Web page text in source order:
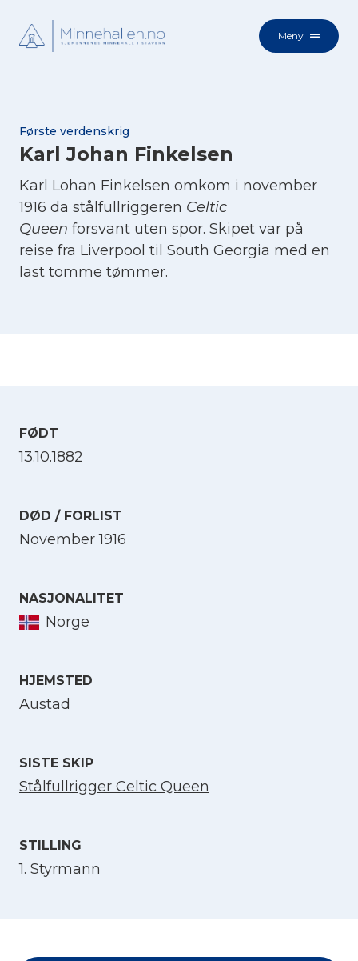
Meny
Første verdenskrig
Karl Johan Finkelsen
Karl Lohan Finkelsen omkom i november
1916 da stålfullriggeren Celtic
Queen forsvant uten spor. Skipet var på
reise fra Liverpool til South Georgia med en
last tomme tømmer.
FØDT
13.10.1882
DØD / FORLIST
November 1916
NASJONALITET
Norge
HJEMSTED
Austad
SISTE SKIP
Stålfullrigger Celtic Queen
STILLING
1. Styrmann
Velg språk